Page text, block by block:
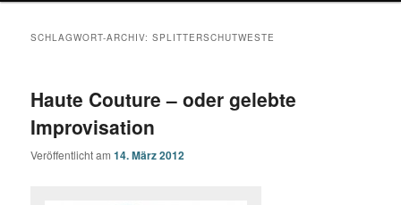
springen
springen
SCHLAGWORT-ARCHIV:SPLITTERSCHUTWESTE
Haute Couture – oder gelebte
Improvisation
Veröffentlicht am14. März 2012